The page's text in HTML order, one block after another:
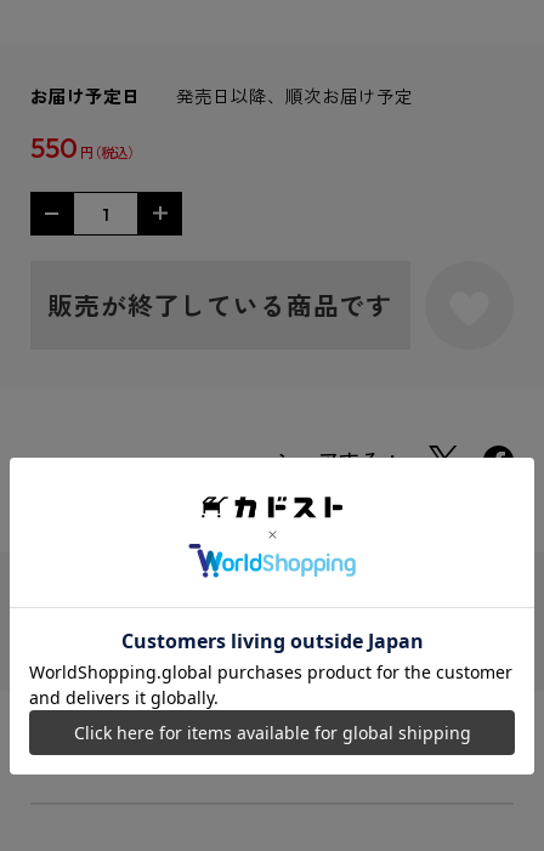
お届け予定日 発売日以降、順次お届け予定
550 円
販売が終了している商品です
シェアする：
JANコード
4550451421139
名探偵コナン
商品説明